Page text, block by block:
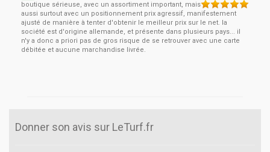
boutique sérieuse, avec un assortiment important, mais
aussi surtout avec un positionnement prix agressif, manifestement
ajusté de manière à tenter d'obtenir le meilleur prix sur le net. la
société est d'origine allemande, et présente dans plusieurs pays... il
n'y a donc a priori pas de gros risque de se retrouver avec une carte
débitée et aucune marchandise livrée.
Donner son avis sur LeTurf.fr